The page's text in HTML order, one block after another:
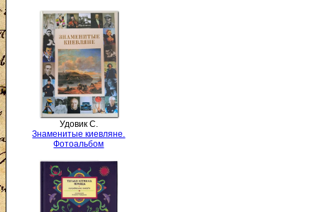
Удовик С.
Знаменитые киевляне.
Фотоальбом